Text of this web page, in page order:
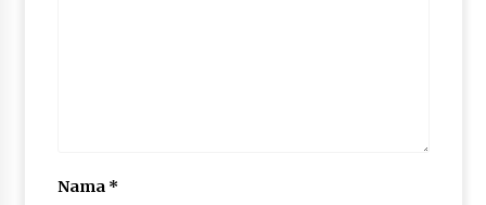
Nama *